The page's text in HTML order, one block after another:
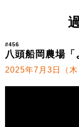
#456
八頭船岡農場「
2025年7月3日（